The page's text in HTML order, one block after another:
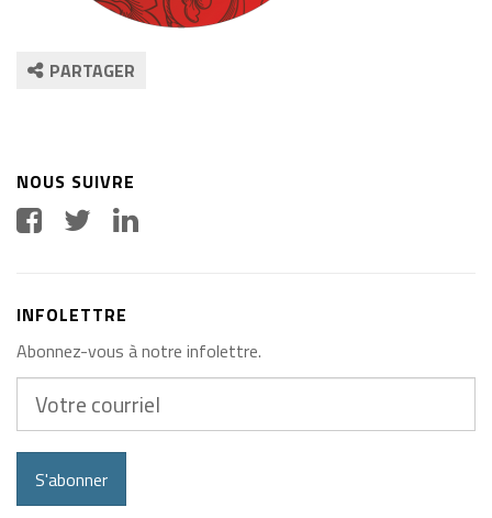
PARTAGER
NOUS SUIVRE
INFOLETTRE
Abonnez-vous à notre infolettre.
courriel
S'abonner